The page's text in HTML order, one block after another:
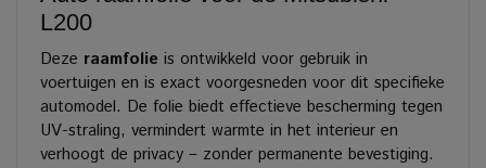
L200
Deze raamfolie is ontwikkeld voor gebruik in
voertuigen en is exact voorgesneden voor dit specifieke
automodel. De folie biedt effectieve bescherming tegen
UV-straling, vermindert warmte in het interieur en
verhoogt de privacy – zonder permanente bevestiging.